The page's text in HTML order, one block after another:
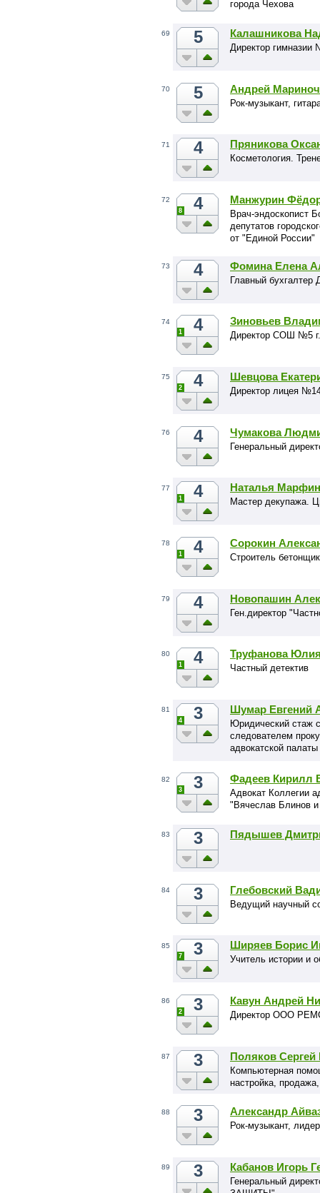
города Чехова
69 5 Калашникова
Директор гимназии
70 5 Андрей
Рок-музыкант,
71 4 Пряникова
Косметология.
72 4
8
Манжурин
Врач-эндоскопист
депутатов
от "Единой России"
73 4 Фомина Елена
Главный
74 4
1
Зиновьев
Директор СОШ №5
75 4
2
Шевцова
Директор лицея
76 4 Чумакова
Генеральный
77 4
1
Наталья
Мастер декупажа.
78 4
1
Сорокин
Строитель
79 4 Новопашин
Ген.директор
80 4
1
Труфанова
Частный детектив
81 3
4
Шумар Евгений
Юридический стаж
следователем
адвокатской
82 3
3
Фадеев Кирилл
Адвокат Коллегии
"Вячеслав Блинов
83 3 Пядышев
84 3 Глебовский
Ведущий научный
85 3
7
Ширяев Борис
Учитель истории и
86 3
2
Кавун Андрей
Директор ООО
87 3 Поляков Сергей
Компьютерная
настройка,
88 3 Александр
Рок-музыкант,
89 3 Кабанов Игорь
Генеральный